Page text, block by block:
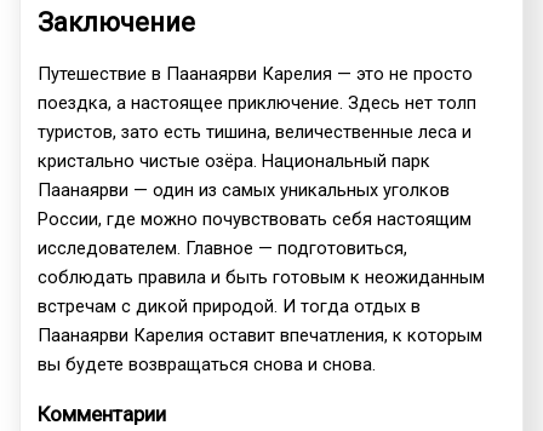
Заключение
Путешествие в Паанаярви Карелия — это не просто
поездка, а настоящее приключение. Здесь нет толп
туристов, зато есть тишина, величественные леса и
кристально чистые озёра. Национальный парк
Паанаярви — один из самых уникальных уголков
России, где можно почувствовать себя настоящим
исследователем. Главное — подготовиться,
соблюдать правила и быть готовым к неожиданным
встречам с дикой природой. И тогда отдых в
Паанаярви Карелия оставит впечатления, к которым
вы будете возвращаться снова и снова.
Комментарии